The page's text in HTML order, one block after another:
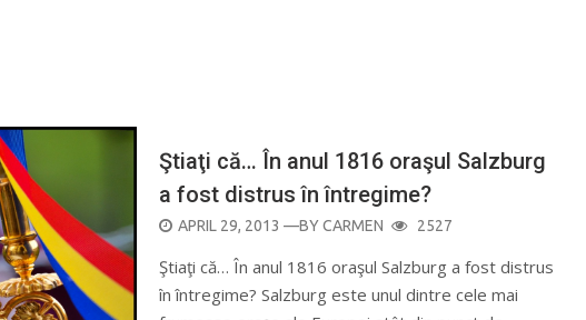
Ştiaţi că… În anul 1816 oraşul Salzburg
a fost distrus în întregime?
POSTED
APRIL 29, 2013 —BYCARMEN 2527
Ştiaţi că… În anul 1816 oraşul Salzburg a fost distrus
în întregime? Salzburg este unul dintre cele mai